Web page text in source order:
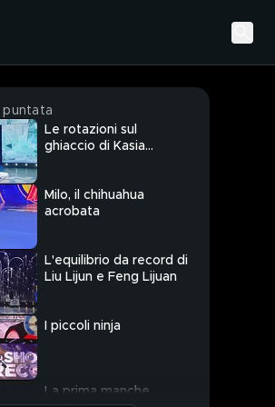
puntata
Le rotazioni sul
ghiaccio di Kasia
Milo, il chihuahua
acrobata
L'equilibrio da record di
Liu Lijun e Feng Lijuan
I piccoli ninja
La prima manche